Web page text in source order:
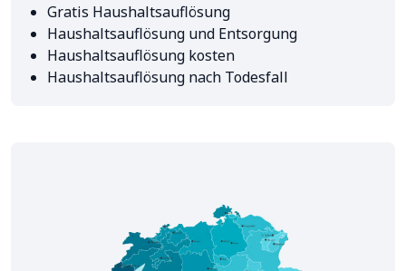
Gratis Haushaltsauflösung
Haushaltsauflösung und Entsorgung
Haushaltsauflösung kosten
Haushaltsauflösung nach Todesfall